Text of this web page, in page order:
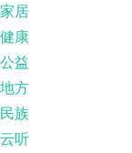
家居
健康
公益
地方
民族
云听